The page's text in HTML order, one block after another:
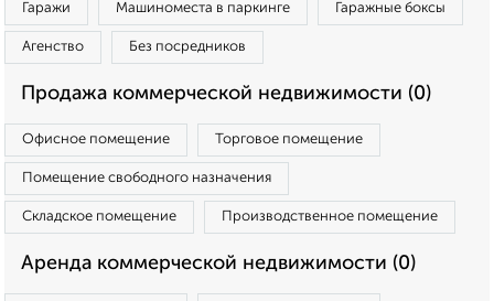
Гаражи Машиноместа в паркинге Гаражные боксы
Агенство Без посредников
Продажа коммерческой недвижимости (0)
Офисное помещение Торговое помещение
Помещение свободного назначения
Складское помещение Производственное помещение
Аренда коммерческой недвижимости (0)